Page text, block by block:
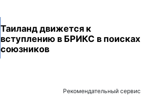
Таиланд движется к
вступлению в БРИКС в поисках
союзников
Рекомендательный сервис